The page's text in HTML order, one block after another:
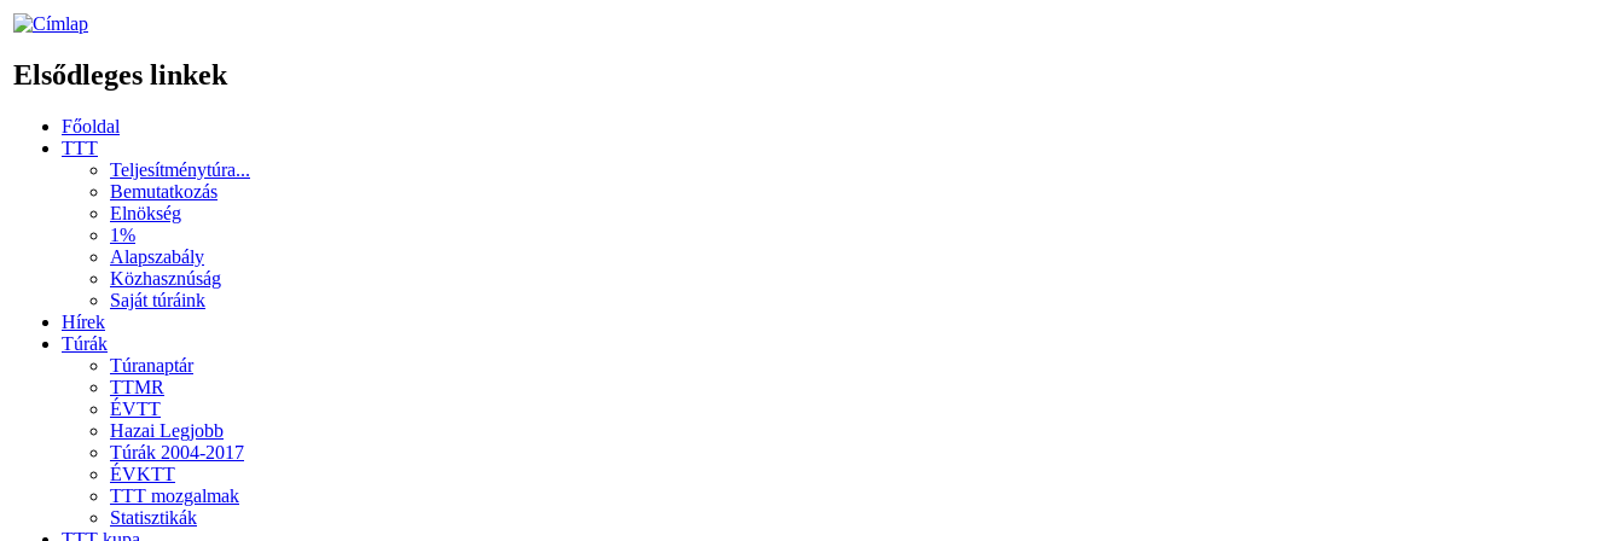
Elsődleges linkek
Főoldal
TTT
Teljesítménytúra...
Bemutatkozás
Elnökség
1%
Alapszabály
Közhasznúság
Saját túráink
Hírek
Túrák
Túranaptár
TTMR
ÉVTT
Hazai Legjobb
Túrák 2004-2017
ÉVKTT
TTT mozgalmak
Statisztikák